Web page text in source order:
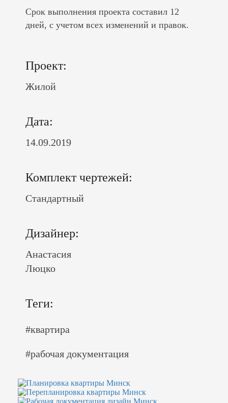
Срок выполнения проекта составил 12
дней, с учетом всех изменений и правок.
Проект:
Жилой
Дата:
14.09.2019
Комплект чертежей:
Стандартный
Дизайнер:
Анастасия
Люцко
Теги:
#квартира
#рабочая документация